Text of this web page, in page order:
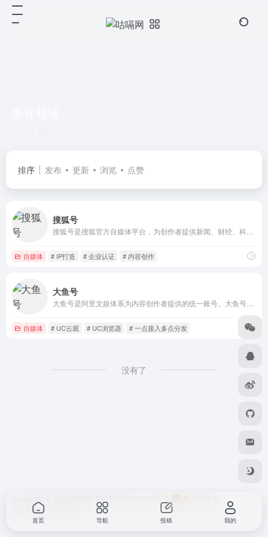
排序 发布 更新 浏览 点赞
搜狐号
自媒体 # IP打造 # 企业认证 # 内容创作
大鱼号
自媒体 # UC云观 # UC浏览器 # 一点接入多点分发
没有了
44010302111161号
首页 导航 投稿 我的